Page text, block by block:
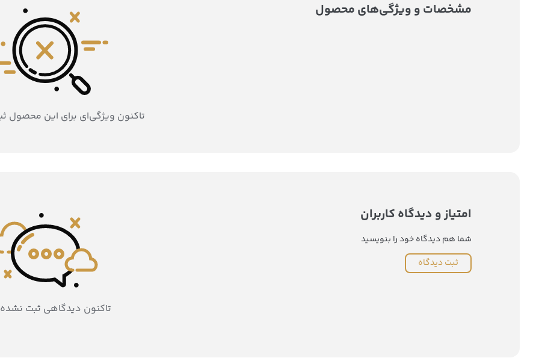
مشخصات و ویژگی‌های محصول
تاکنون ویژگی‌ای برای این محصول
امتیاز و دیدگاه کاربران
شما هم دیدگاه خود را بنویسید
ثبت دیدگاه
تاکنون دیدگاهی ثبت